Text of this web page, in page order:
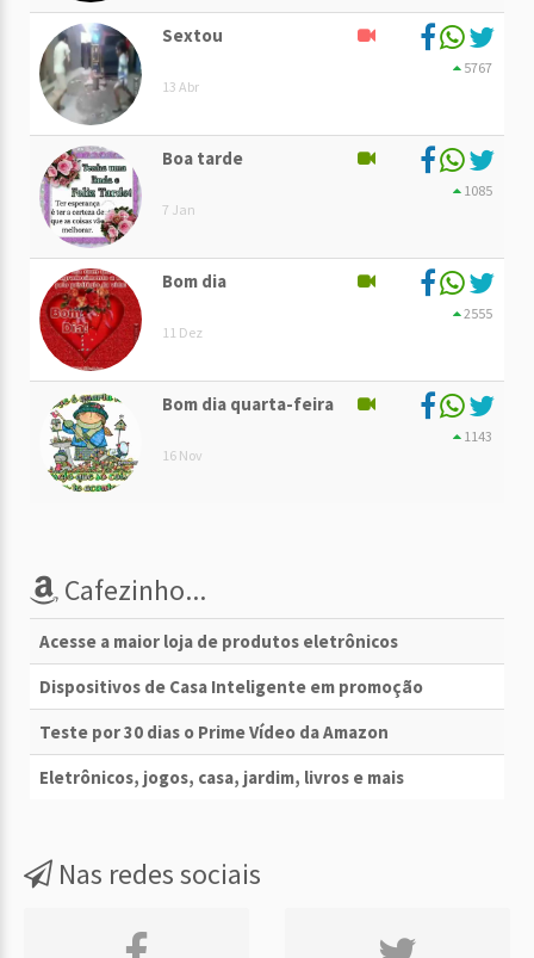
Sextou
13 Abr
5767
Boa tarde
7 Jan
1085
Bom dia
11 Dez
2555
Bom dia quarta-feira
16 Nov
1143
Cafezinho...
Acesse a maior loja de produtos eletrônicos
Dispositivos de Casa Inteligente em promoção
Teste por 30 dias o Prime Vídeo da Amazon
Eletrônicos, jogos, casa, jardim, livros e mais
Nas redes sociais